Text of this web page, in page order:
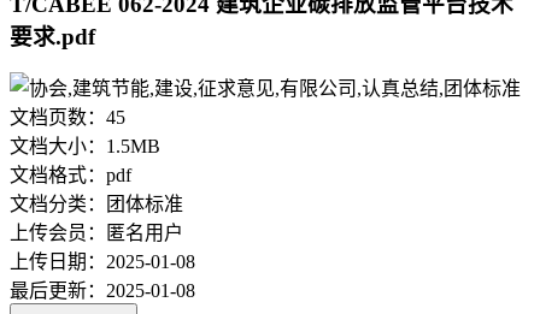
要求.pdf
文档页数： 45
文档大小： 1.5MB
文档格式： pdf
文档分类：
团体标准
上传会员：
匿名用户
上传日期： 2025-01-08
最后更新： 2025-01-08